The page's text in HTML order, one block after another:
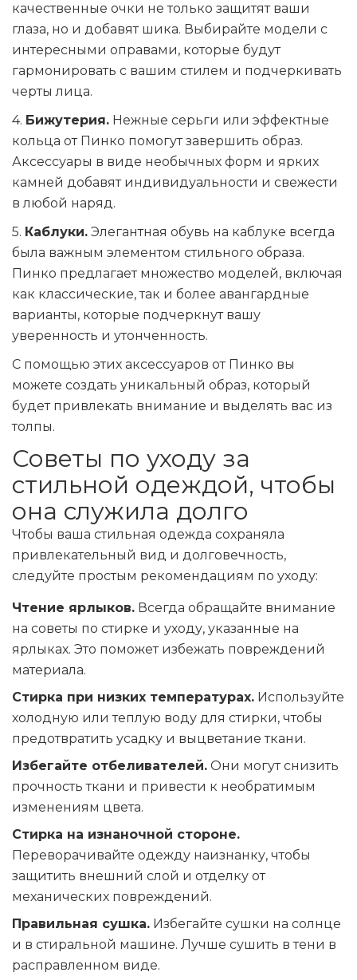
качественные очки не только защитят ваши
глаза, но и добавят шика. Выбирайте модели с
интересными оправами, которые будут
гармонировать с вашим стилем и подчеркивать
черты лица.
4. Бижутерия. Нежные серьги или эффектные
кольца от Пинко помогут завершить образ.
Аксессуары в виде необычных форм и ярких
камней добавят индивидуальности и свежести
в любой наряд.
5. Каблуки. Элегантная обувь на каблуке всегда
была важным элементом стильного образа.
Пинко предлагает множество моделей, включая
как классические, так и более авангардные
варианты, которые подчеркнут вашу
уверенность и утонченность.
С помощью этих аксессуаров от Пинко вы
можете создать уникальный образ, который
будет привлекать внимание и выделять вас из
толпы.
Советы по уходу за
стильной одеждой, чтобы
она служила долго
Чтобы ваша стильная одежда сохраняла
привлекательный вид и долговечность,
следуйте простым рекомендациям по уходу:
Чтение ярлыков. Всегда обращайте внимание
на советы по стирке и уходу, указанные на
ярлыках. Это поможет избежать повреждений
материала.
Стирка при низких температурах. Используйте
холодную или теплую воду для стирки, чтобы
предотвратить усадку и выцветание ткани.
Избегайте отбеливателей. Они могут снизить
прочность ткани и привести к необратимым
изменениям цвета.
Стирка на изнаночной стороне.
Переворачивайте одежду наизнанку, чтобы
защитить внешний слой и отделку от
механических повреждений.
Правильная сушка. Избегайте сушки на солнце
и в стиральной машине. Лучше сушить в тени в
расправленном виде.